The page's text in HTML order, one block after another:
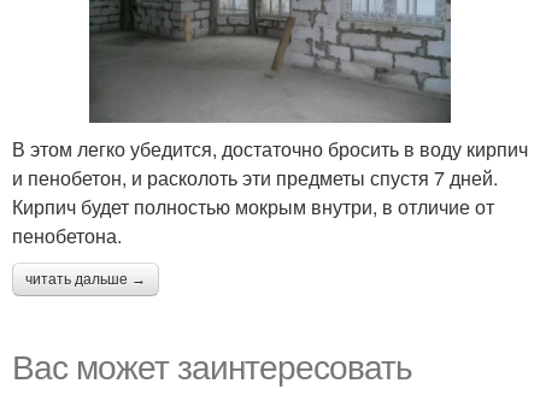
В этом легко убедится, достаточно бросить в воду кирпич
и пенобетон, и расколоть эти предметы спустя 7 дней.
Кирпич будет полностью мокрым внутри, в отличие от
пенобетона.
читать дальше →
Вас может заинтересовать